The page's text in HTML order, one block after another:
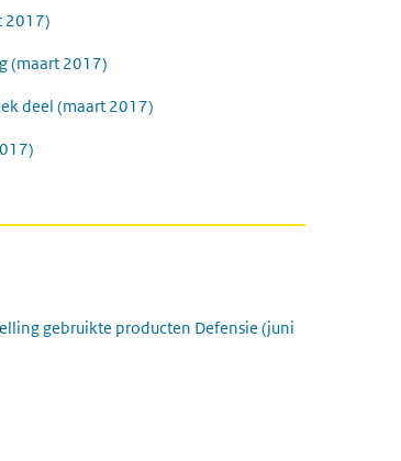
2017)
(maart 2017)
deel (maart 2017)
gebruikte producten Defensie (juni